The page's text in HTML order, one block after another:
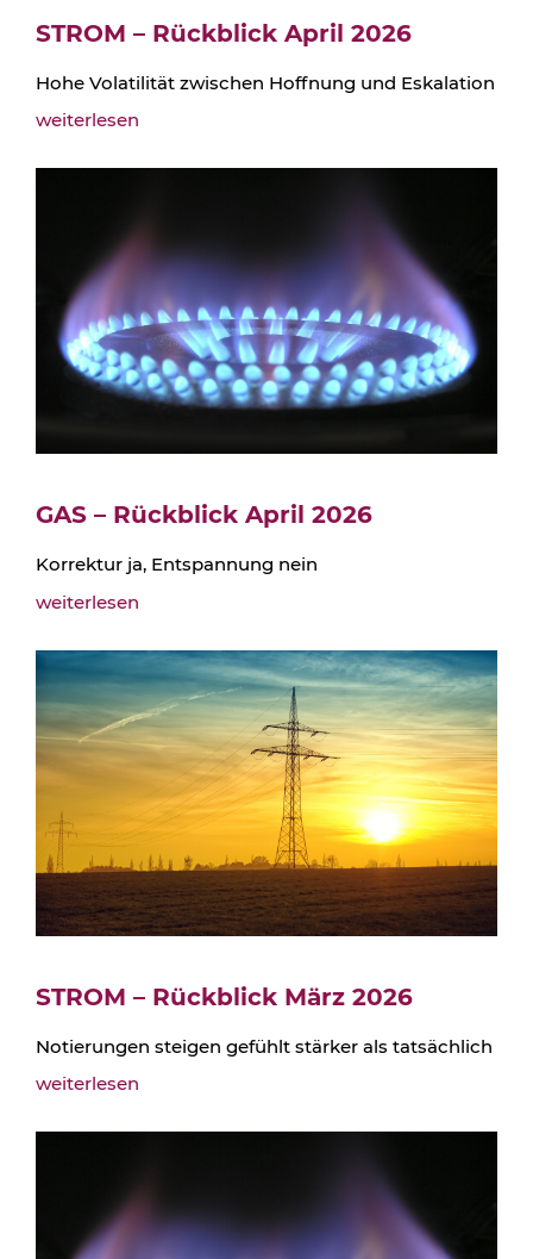
STROM – Rückblick April 2026
Hohe Volatilität zwischen Hoffnung und Eskalation
weiterlesen
GAS – Rückblick April 2026
Korrektur ja, Entspannung nein
weiterlesen
STROM – Rückblick März 2026
Notierungen steigen gefühlt stärker als tatsächlich
weiterlesen